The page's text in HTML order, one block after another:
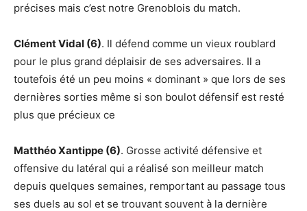
précises mais c’est notre Grenoblois du match.
Clément Vidal (6). Il défend comme un vieux roublard
pour le plus grand déplaisir de ses adversaires. Il a
toutefois été un peu moins « dominant » que lors de ses
dernières sorties même si son boulot défensif est resté
plus que précieux ce
Matthéo Xantippe (6). Grosse activité défensive et
offensive du latéral qui a réalisé son meilleur match
depuis quelques semaines, remportant au passage tous
ses duels au sol et se trouvant souvent à la dernière